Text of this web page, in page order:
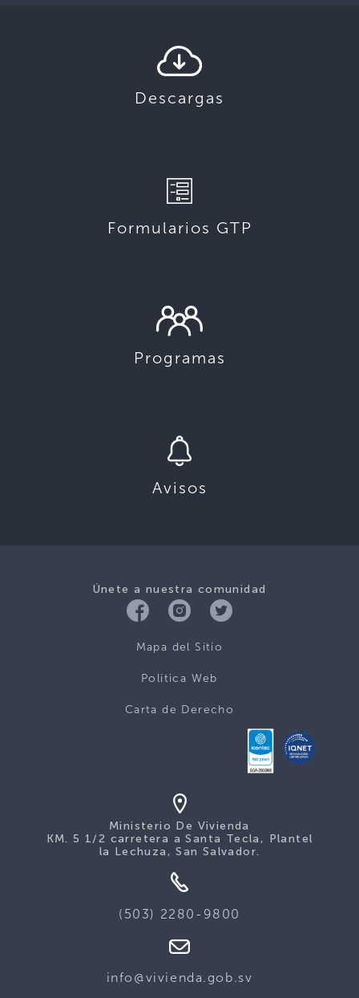
Descargas
Formularios GTP
Programas
Avisos
Únete a nuestra comunidad
Mapa del Sitio
Politica Web
Carta de Derecho
Ministerio De Vivienda
KM. 5 1/2 carretera a Santa Tecla, Plantel
la Lechuza, San Salvador.
(503) 2280-9800
info@vivienda.gob.sv